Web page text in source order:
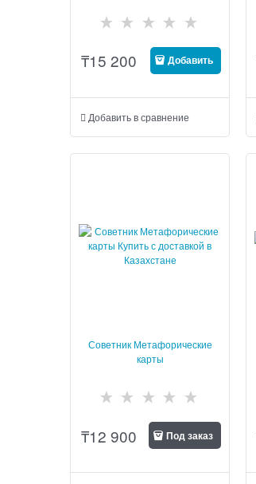
₸15 200 Добавить
Добавить в сравнение
Советник Метафорические
карты
₸12 900 Под заказ